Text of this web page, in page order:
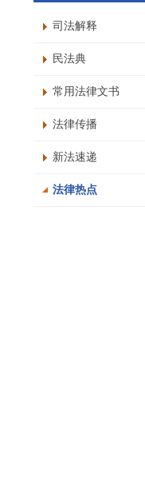
司法解释
民法典
常用法律文书
法律传播
新法速递
法律热点